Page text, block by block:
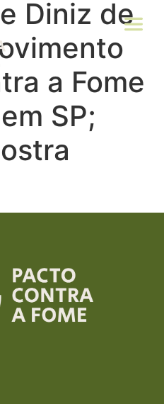
ferramentas
Diniz de
a Fome
SP;